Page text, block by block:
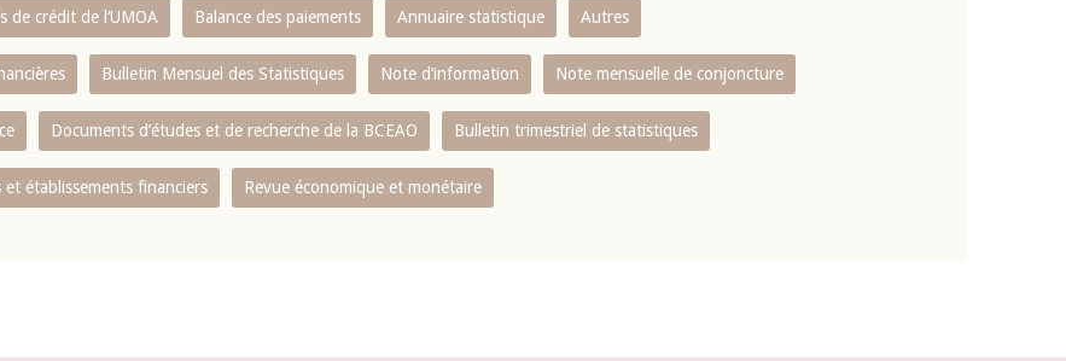
de crédit de l‘UMOA Balance des paiements Annuaire statistique Autres
Bulletin Mensuel des Statistiques Note d’information Note mensuelle de conjoncture
Documents d’études et de recherche de la BCEAO Bulletin trimestriel de statistiques
établissements financiers Revue économique et monétaire